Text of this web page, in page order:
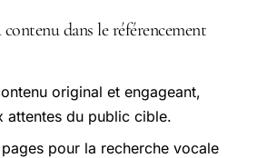
dans le référencement
original et engageant,
attentes du public cible.
pour la recherche vocale